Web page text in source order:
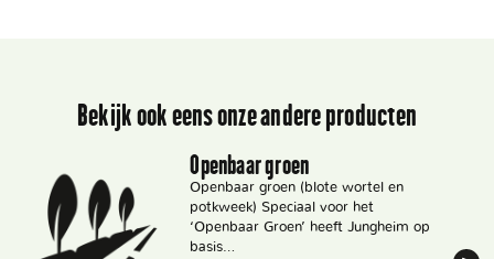
Bekijk ook eens onze andere producten
Openbaar groen
Openbaar groen (blote wortel en
potkweek) Speciaal voor het
‘Openbaar Groen’ heeft Jungheim op
basis…